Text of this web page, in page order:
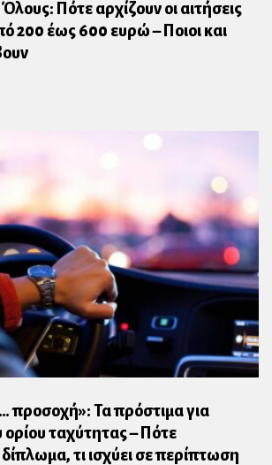
Πότε αρχίζουν οι αιτήσεις
200 έως 600 ευρώ – Ποιοι και
προσοχή»: Τα πρόστιμα για
ταχύτητας – Πότε
δίπλωμα, τι ισχύει σε περίπτωση